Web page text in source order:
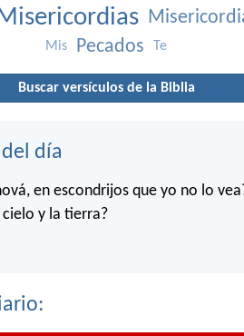
Mis Pecados Te
Buscar versículos de la Biblia
día
en escondrijos que yo no lo
y la tierra?